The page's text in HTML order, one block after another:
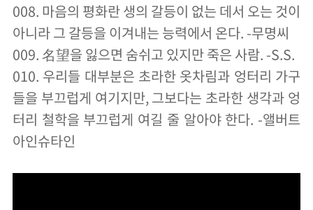
008. 마음의 평화란 생의 갈등이 없는 데서 오는 것이
아니라 그 갈등을 이겨내는 능력에서 온다. -무명씨
009. 名望을 잃으면 숨쉬고 있지만 죽은 사람. -S.S.
010. 우리들 대부분은 초라한 옷차림과 엉터리 가구
들을 부끄럽게 여기지만, 그보다는 초라한 생각과 엉
터리 철학을 부끄럽게 여길 줄 알아야 한다. -앨버트
아인슈타인